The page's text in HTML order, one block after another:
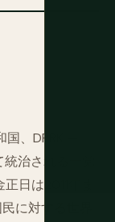
、DPRK —
治される一党
日は2011年ま
に対する世界